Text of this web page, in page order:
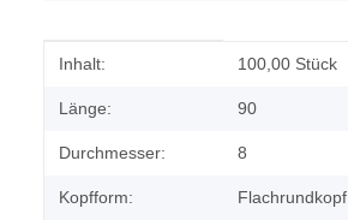
Produkteigenschaft
Wert
Inhalt: 100,00 Stück
Länge: 90
Durchmesser: 8
Kopfform: Flachrundkopf